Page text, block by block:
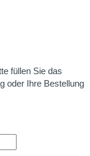
füllen Sie das
oder Ihre Bestellung